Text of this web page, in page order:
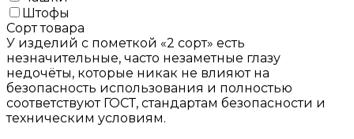
Штофы
Сорт товара
У изделий с пометкой «2 сорт» есть
незначительные, часто незаметные глазу
недочёты, которые никак не влияют на
безопасность использования и полностью
соответствуют ГОСТ, стандартам безопасности и
техническим условиям.